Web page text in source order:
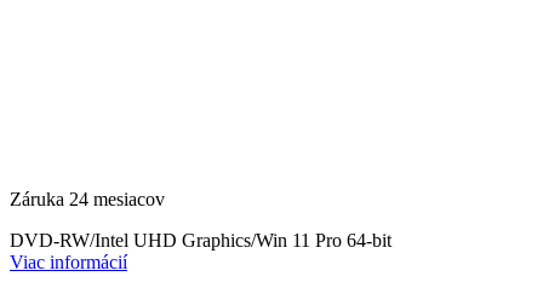
Záruka 24 mesiacov
DVD-RW/Intel UHD Graphics/Win 11 Pro 64-bit
Viac informácií